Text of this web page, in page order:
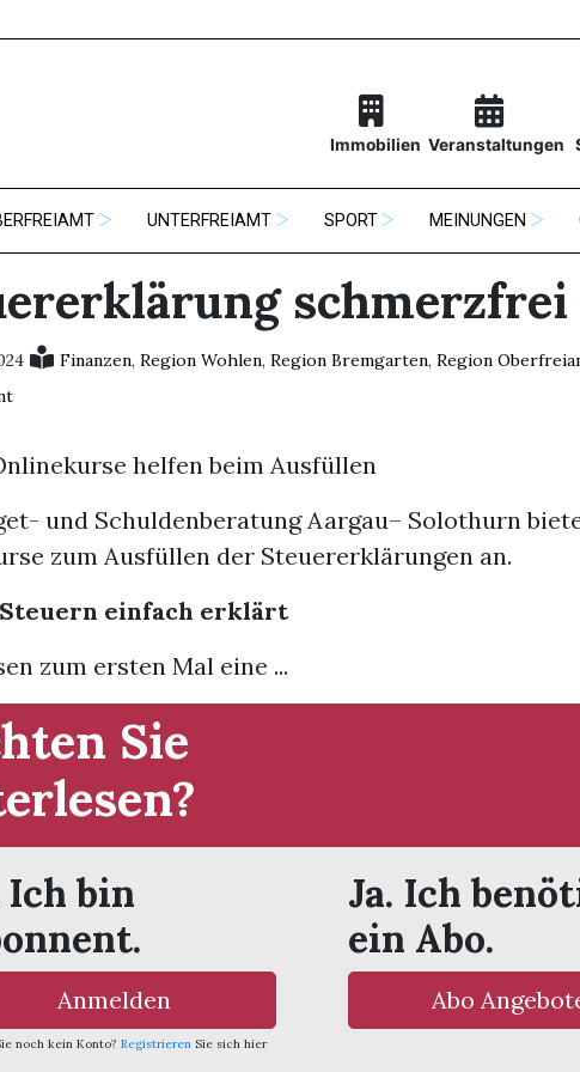
Immobilien Veranstaltungen
UNTERFREIAMT SPORT MEINUNGEN
schmerzfrei
Finanzen, Region Wohlen, Region Bremgarten, Region
helfen beim Ausfüllen
und Schuldenberatung Aargau– Solothurn
zum Ausfüllen der Steuererklärungen an.
einfach erklärt
zum ersten Mal eine ...
Sie
Ich bin
Anmelden
noch kein Konto? Registrieren Sie sich hier
Ja. Ich
ein Abo.
Abo